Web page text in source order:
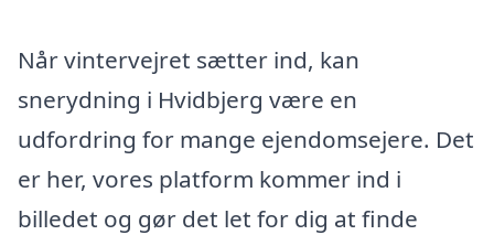
Når vintervejret sætter ind, kan
snerydning i Hvidbjerg være en
udfordring for mange ejendomsejere. Det
er her, vores platform kommer ind i
billedet og gør det let for dig at finde